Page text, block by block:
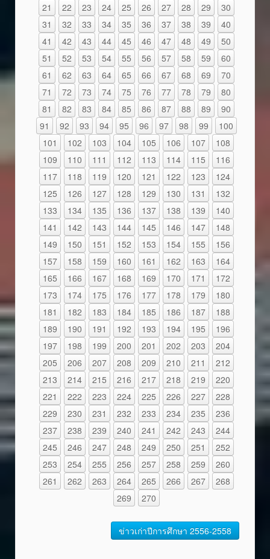
21
22 23 24 25 26 27 28 29
30
31
32 33 34 35 36 37 38 39
40
41
42 43 44 45 46 47 48 49
50
51
52 53 54 55 56 57 58 59
60
61
62 63 64 65 66 67 68 69
70
71
72 73 74 75 76 77 78 79
80
81
82 83 84 85 86 87 88 89
90
91
92 93 94 95 96 97 98 99
100
101
102 103 104 105 106 107
108
109
110 111 112 113 114 115
116
117
118 119 120 121 122 123
124
125
126 127 128 129 130 131
132
133
134 135 136 137 138 139
140
141
142 143 144 145 146 147
148
149
150 151 152 153 154 155
156
157
158 159 160 161 162 163
164
165
166 167 168 169 170 171
172
173
174 175 176 177 178 179
180
181
182 183 184 185 186 187
188
189
190 191 192 193 194 195
196
197
198 199 200 201 202 203
204
205
206 207 208 209 210 211
212
213
214 215 216 217 218 219
220
221
222 223 224 225 226 227
228
229
230 231 232 233 234 235
236
237
238 239 240 241 242 243
244
245
246 247 248 249 250 251
252
253
254 255 256 257 258 259
260
261
262 263 264 265 266 267
268
269
270
ข่าวเก่าปีการศึกษา 2556-2558